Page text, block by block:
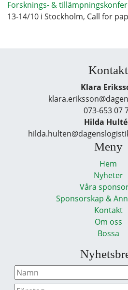
Forsknings- &
13-14/10 i Stockholm, Call for
Kontakt
Klara
073-653 07
Hilda
Meny
Hem
Nyheter
Våra
Sponsorskap &
Kontakt
Om oss
Bossa